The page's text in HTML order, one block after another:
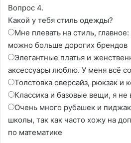
Вопрос 4.
Какой у тебя стиль одежды?
Мне плевать на стиль,
можно больше дорогих брендов
Элегантные платья и
аксессуары люблю. У меня всё
Толстовка оверсайз, рюкзак и
Классика и базовые вещи, я
Очень много рубашек и
школы, так как часто хожу на
по математике